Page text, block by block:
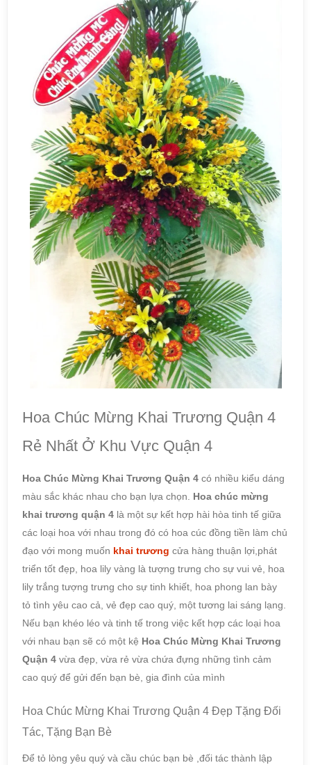
Hoa Chúc Mừng Khai Trương Quận 4
Rẻ Nhất Ở Khu Vực Quận 4
Hoa Chúc Mừng Khai Trương Quận 4 có nhiều kiểu dáng
màu sắc khác nhau cho bạn lựa chọn. Hoa chúc mừng
khai trương quận 4 là một sự kết hợp hài hòa tinh tế giữa
các loại hoa với nhau trong đó có hoa cúc đồng tiền làm chủ
đạo với mong muốn khai trương cửa hàng thuận lợi,phát
triển tốt đẹp, hoa lily vàng là tượng trưng cho sự vui vẻ, hoa
lily trắng tượng trưng cho sự tinh khiết, hoa phong lan bày
tỏ tình yêu cao cả, vẻ đẹp cao quý, một tương lai sáng lạng.
Nếu bạn khéo léo và tinh tế trong việc kết hợp các loại hoa
với nhau bạn sẽ có một kệ Hoa Chúc Mừng Khai Trương
Quận 4 vừa đẹp, vừa rẻ vừa chứa đựng những tình cảm
cao quý để gửi đến bạn bè, gia đình của mình
Hoa Chúc Mừng Khai Trương Quận 4 Đẹp Tặng Đối
Tác, Tặng Bạn Bè
Để tỏ lòng yêu quý và cầu chúc bạn bè ,đối tác thành lập